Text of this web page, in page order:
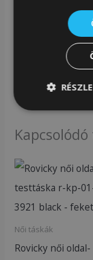
Ez a kis lakk
eseményekre,
mindennapi
Cikkszám:SM2172
Női táskák
Rovicky női oldal-